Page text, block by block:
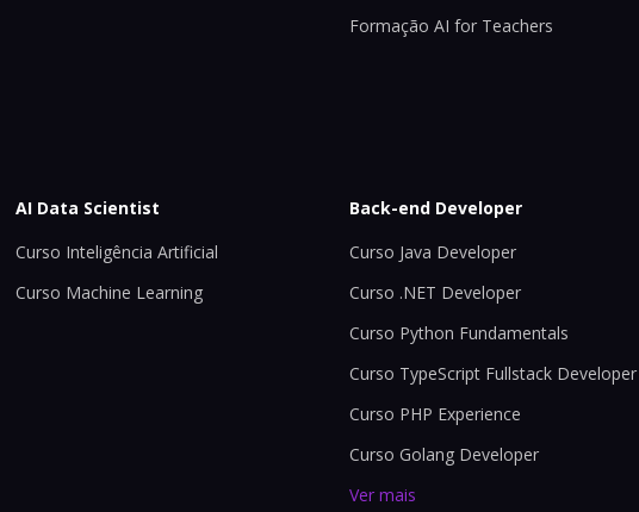
Formação AI for Teachers
AI Data Scientist
Curso Inteligência Artificial
Curso Machine Learning
Back-end Developer
Curso Java Developer
Curso .NET Developer
Curso Python Fundamentals
Curso TypeScript Fullstack Developer
Curso PHP Experience
Curso Golang Developer
Ver mais